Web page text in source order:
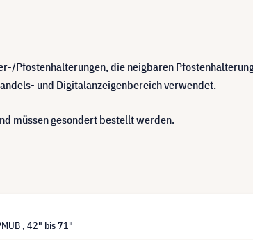
Pfostenhalterungen, die neigbaren
und Digitalanzeigenbereich verwendet.
müssen gesondert bestellt werden.
, 42" bis 71"